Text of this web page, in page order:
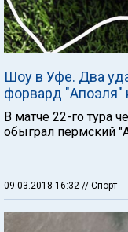
Шоу в Уфе. Два
форвард "Апоэля"
В матче 22-го тура
обыграл пермский
09.03.2018 16:32 // Спорт